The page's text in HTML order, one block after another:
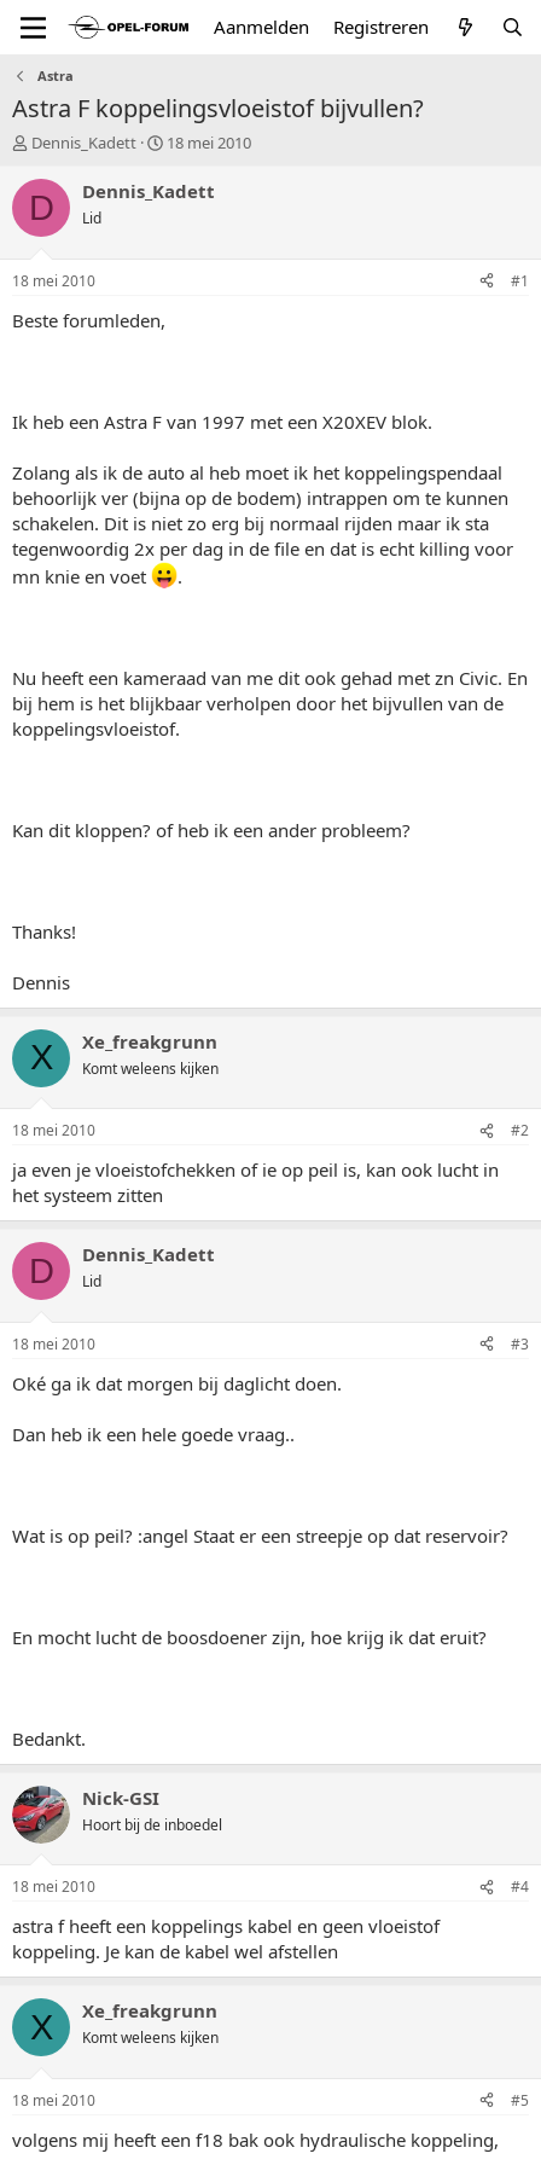
Aanmelden Registreren
Astra
Astra F koppelingsvloeistof bijvullen?
T
p
a
r
Dennis_Kadett
S
a
18 mei 2010
D Dennis_Kadett
Lid
18 mei 2010 #1
Beste forumleden,
Ik heb een Astra F van 1997 met een X20XEV blok.
Zolang als ik de auto al heb moet ik het koppelingspendaal
behoorlijk ver (bijna op de bodem) intrappen om te kunnen
schakelen. Dit is niet zo erg bij normaal rijden maar ik sta
tegenwoordig 2x per dag in de file en dat is echt killing voor
mn knie en voet
.
Nu heeft een kameraad van me dit ook gehad met zn Civic. En
bij hem is het blijkbaar verholpen door het bijvullen van de
koppelingsvloeistof.
Kan dit kloppen? of heb ik een ander probleem?
Thanks!
Dennis
X Xe_freakgrunn
Komt weleens kijken
18 mei 2010 #2
ja even je vloeistofchekken of ie op peil is, kan ook lucht in
het systeem zitten
D Dennis_Kadett
Lid
18 mei 2010 #3
Oké ga ik dat morgen bij daglicht doen.
Dan heb ik een hele goede vraag..
Wat is op peil? :angel Staat er een streepje op dat reservoir?
En mocht lucht de boosdoener zijn, hoe krijg ik dat eruit?
Bedankt.
Nick-GSI
Hoort bij de inboedel
18 mei 2010 #4
astra f heeft een koppelings kabel en geen vloeistof
koppeling. Je kan de kabel wel afstellen
X Xe_freakgrunn
Komt weleens kijken
18 mei 2010 #5
volgens mij heeft een f18 bak ook hydraulische koppeling,